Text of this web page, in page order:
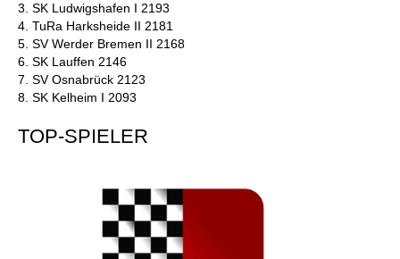
3. SK Ludwigshafen I 2193
4. TuRa Harksheide II 2181
5. SV Werder Bremen II 2168
6. SK Lauffen 2146
7. SV Osnabrück 2123
8. SK Kelheim I 2093
TOP-SPIELER